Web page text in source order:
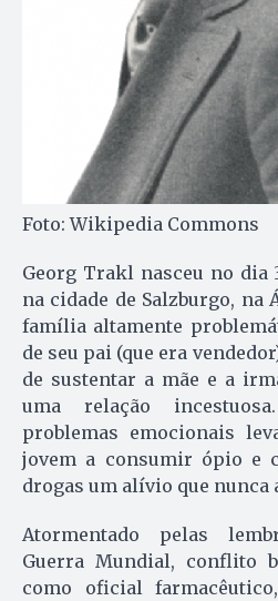
Foto: Wikipedia Commons
Georg Trakl nasceu no dia
na cidade de Salzburgo, na
família altamente
de seu pai (que era
de sustentar a mãe e a
uma relação
problemas emocionais
jovem a consumir ópio e
drogas um alívio que
Atormentado pelas
Guerra Mundial, conflito
como oficial